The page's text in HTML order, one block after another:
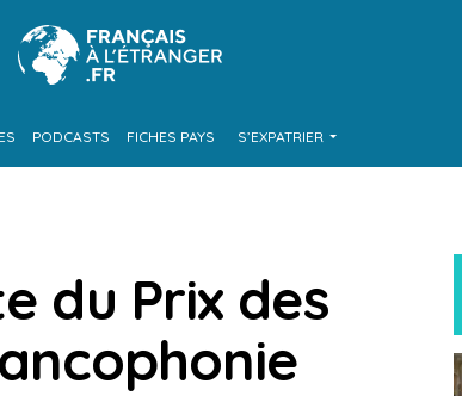
PODCASTS FICHES PAYS S’EXPATRIER
du Prix des